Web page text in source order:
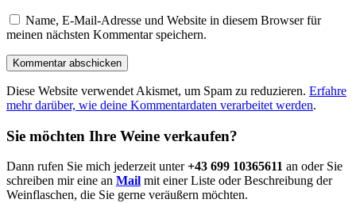
Name, E-Mail-Adresse und Website in diesem Browser für
meinen nächsten Kommentar speichern.
Diese Website verwendet Akismet, um Spam zu reduzieren. Erfahre
mehr darüber, wie deine Kommentardaten verarbeitet werden.
Sie möchten Ihre Weine verkaufen?
Dann rufen Sie mich jederzeit unter+43 699 10365611 an oder Sie
schreiben mir eine an Mail mit einer Liste oder Beschreibung der
Weinflaschen, die Sie gerne veräußern möchten.